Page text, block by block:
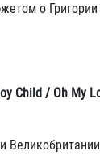
о
Child / Oh My